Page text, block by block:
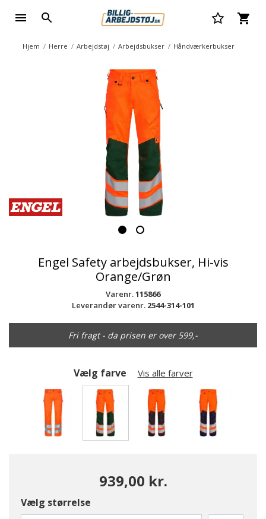
Hjem Herre Arbejdstøj Arbejdsbukser Håndværkerbukser
Engel Safety arbejdsbukser, Hi-vis
Orange/Grøn
Varenr.115866
Leverandør varenr. 2544-314-101
Fri fragt - da prisen er over 599,-
Vælg farve Vis alle farver
939,00 kr.
Vælg størrelse